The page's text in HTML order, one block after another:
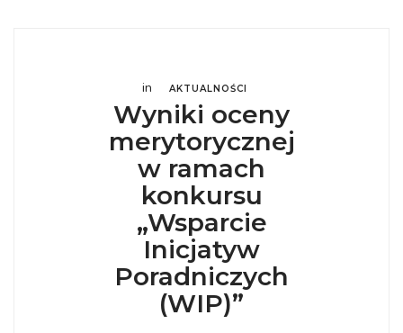
in AKTUALNOŚCI
Wyniki oceny
merytorycznej
w ramach
konkursu
„Wsparcie
Inicjatyw
Poradniczych
(WIP)”